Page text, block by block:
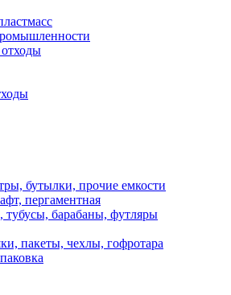
бутылки, прочие емкости
пергаментная
барабаны, футляры
пакеты, чехлы, гофротара